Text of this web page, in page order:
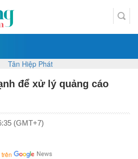
để xử lý quảng cáo
(GMT+7)